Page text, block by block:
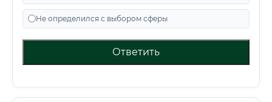
Не определился с выбором сферы
Ответить